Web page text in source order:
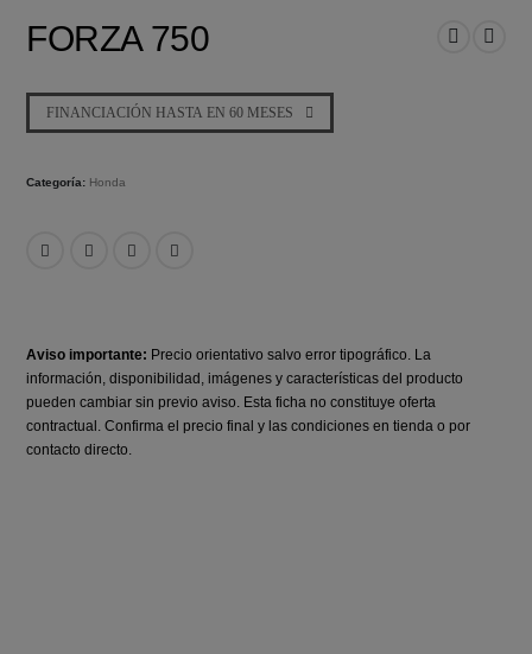
FORZA 750
FINANCIACIÓN HASTA EN 60 MESES
Categoría: Honda
Aviso importante: Precio orientativo salvo error tipográfico. La
información, disponibilidad, imágenes y características del producto
pueden cambiar sin previo aviso. Esta ficha no constituye oferta
contractual. Confirma el precio final y las condiciones en tienda o por
contacto directo.